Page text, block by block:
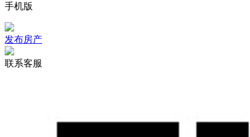
手机版
发布房产
联系客服